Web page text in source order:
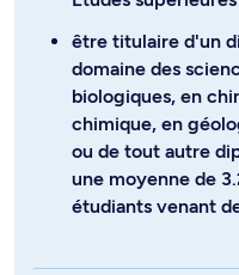
être titulaire d'un
domaine des
biologiques, en
chimique, en
ou de tout autre
une moyenne de
étudiants venant